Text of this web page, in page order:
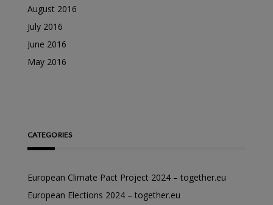
August 2016
July 2016
June 2016
May 2016
CATEGORIES
European Climate Pact Project 2024 – together.eu
European Elections 2024 – together.eu